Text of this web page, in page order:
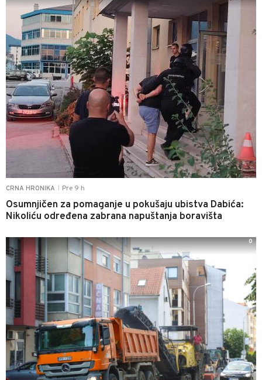
CRNA HRONIKA Pre 9 h
Osumnjičen za pomaganje u pokušaju ubistva Dabića:
Nikoliću određena zabrana napuštanja boravišta
0